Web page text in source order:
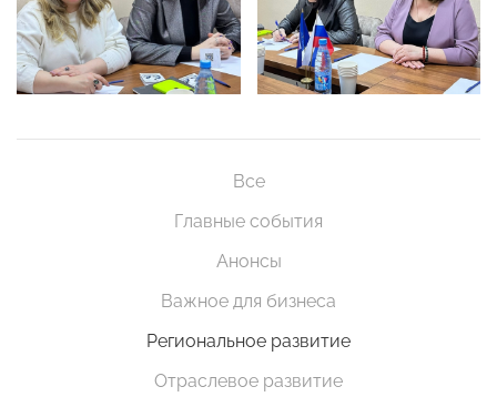
Все
Главные события
Анонсы
Важное для бизнеса
Региональное развитие
Отраслевое развитие